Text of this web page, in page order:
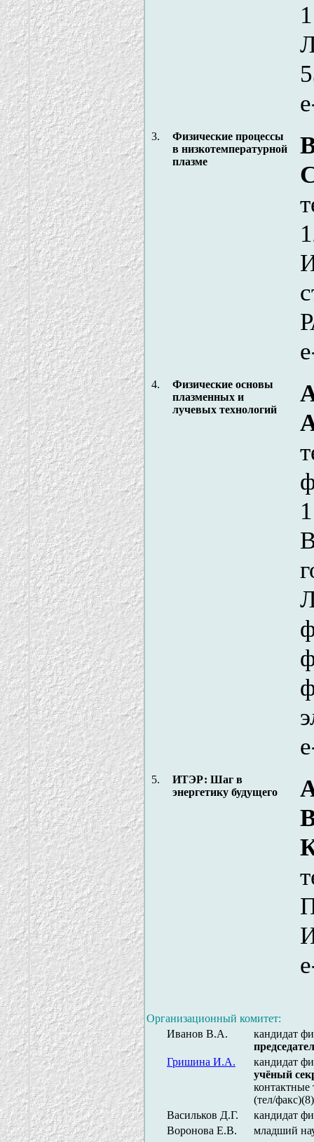
3.
Физические процессы
в низкотемпературной
плазме
4.
Физические основы
плазменных и
лучевых технологий
5.
ИТЭР: Шаг в
энергетику будущего
Организационный комитет:
Иванов В.А.
кандидат
Гришина И.А.
кандидат
учёный
(тел/
Васильков Д.Г.
кандидат
Воронова Е.В.
младший